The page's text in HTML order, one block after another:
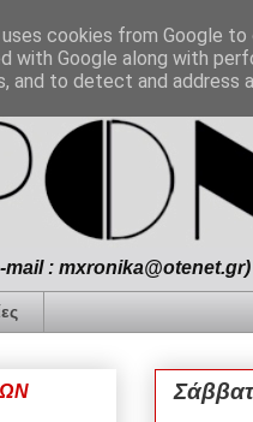
:
cookies from Google
with Google along with
and to detect and address